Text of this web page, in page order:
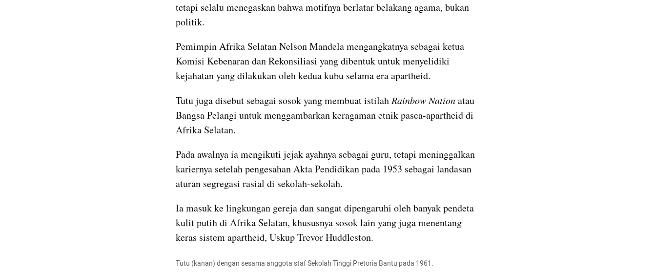
tetapi selalu menegaskan bahwa motifnya berlatar belakang agama, bukan
politik.
Pemimpin Afrika Selatan Nelson Mandela mengangkatnya sebagai ketua
Komisi Kebenaran dan Rekonsiliasi yang dibentuk untuk menyelidiki
kejahatan yang dilakukan oleh kedua kubu selama era apartheid.
Tutu juga disebut sebagai sosok yang membuat istilah Rainbow Nation atau
Bangsa Pelangi untuk menggambarkan keragaman etnik pasca-apartheid di
Afrika Selatan.
Pada awalnya ia mengikuti jejak ayahnya sebagai guru, tetapi meninggalkan
kariernya setelah pengesahan Akta Pendidikan pada 1953 sebagai landasan
aturan segregasi rasial di sekolah-sekolah.
Ia masuk ke lingkungan gereja dan sangat dipengaruhi oleh banyak pendeta
kulit putih di Afrika Selatan, khususnya sosok lain yang juga menentang
keras sistem apartheid, Uskup Trevor Huddleston.
Tutu (kanan) dengan sesama anggota staf Sekolah Tinggi Pretoria Bantu pada 1961.